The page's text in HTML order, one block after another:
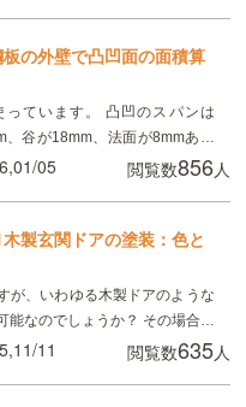
の外壁で凸凹面の面積算
っています。 凸凹のスパンは
、谷が18mm、法面が8mmあり
スパン部分をを引き延ばすと
05 閲覧数856人
製玄関ドアの塗装：色と
が、いわゆる木製ドアのような
能なのでしょうか？ その場合お
でしょうか？
11 閲覧数635人